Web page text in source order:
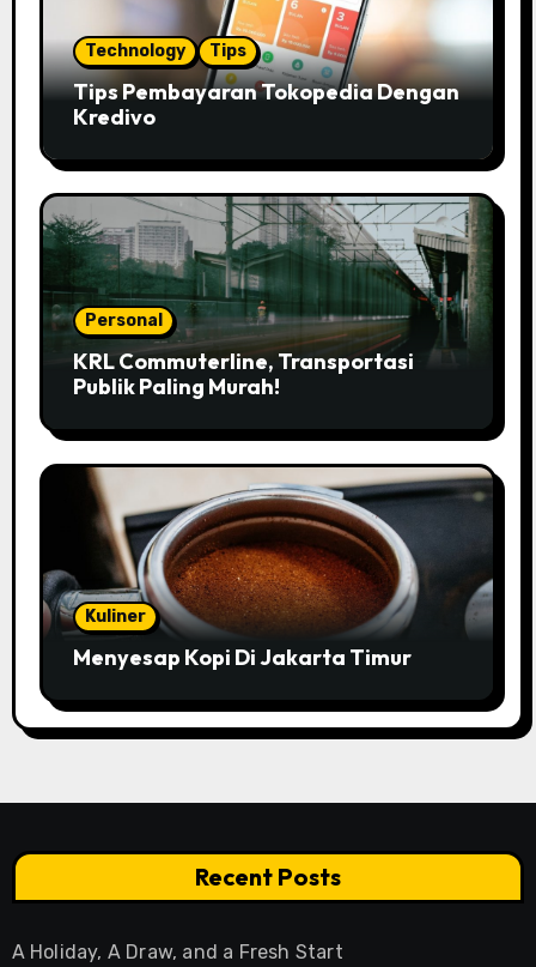
Technology Tips
Tips Pembayaran Tokopedia Dengan
Kredivo
Personal
KRL Commuterline, Transportasi
Publik Paling Murah!
Kuliner
Menyesap Kopi Di Jakarta Timur
Recent Posts
A Holiday, A Draw, and a Fresh Start